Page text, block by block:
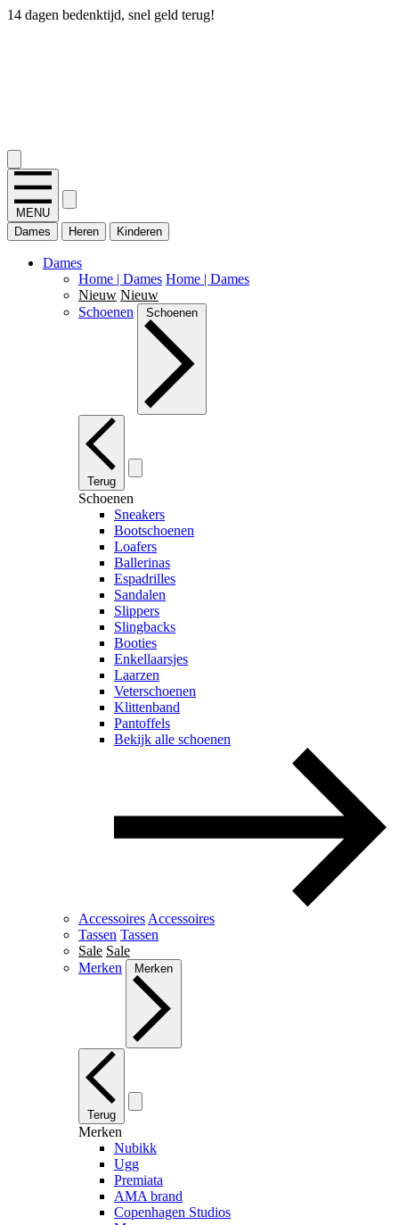
14 dagen bedenktijd, snel geld terug!
MENU
Dames
Heren Kinderen
Dames
Home | Dames Home | Dames
Nieuw Nieuw
Schoenen
Schoenen
Terug
Schoenen
Sneakers
Bootschoenen
Loafers
Ballerinas
Espadrilles
Sandalen
Slippers
Slingbacks
Booties
Enkellaarsjes
Laarzen
Veterschoenen
Klittenband
Pantoffels
Bekijk alle schoenen
Accessoires Accessoires
Tassen Tassen
Sale Sale
Merken
Merken
Terug
Merken
Nubikk
Ugg
Premiata
AMA brand
Copenhagen Studios